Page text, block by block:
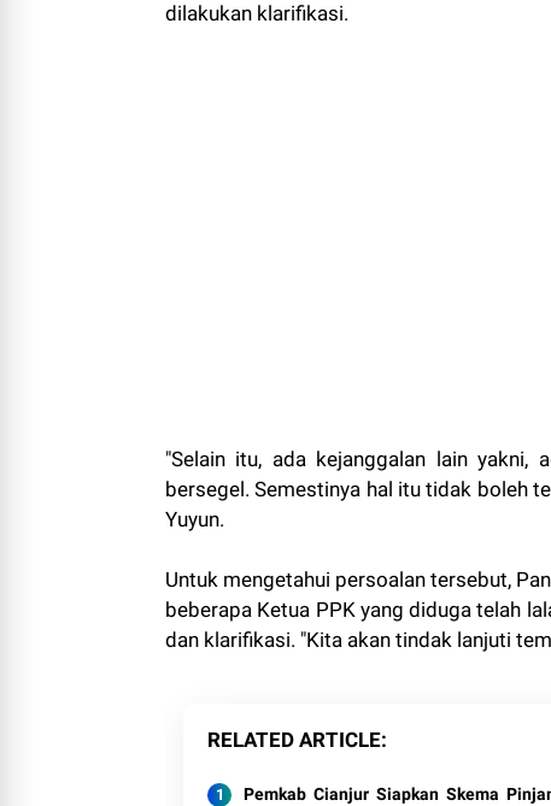
dilakukan klarifikasi.
"Selain itu, ada kejanggalan lain
bersegel. Semestinya hal itu tidak boleh
Yuyun.
Untuk mengetahui persoalan tersebut,
beberapa Ketua PPK yang diduga telah
dan klarifikasi. "Kita akan tindak lanjuti
RELATED ARTICLE
Pemkab Cianjur Siapkan Skema